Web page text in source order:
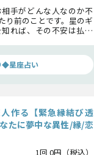
手がどんな人なのか不
り前のことです。星のギ
れば、その不安は払拭
◆星座占い
作る【緊急縁結び透
たに夢中な異性/縁/恋
1回 0円（税込）